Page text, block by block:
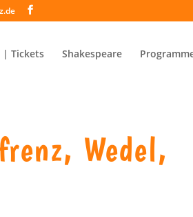
| Tickets Shakespeare
Wedel,